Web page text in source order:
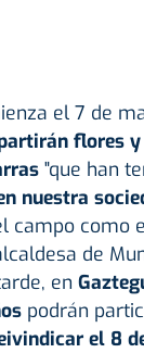
el 7 de
flores
"que han
nuestra
campo como
de
en
podrán
el 8